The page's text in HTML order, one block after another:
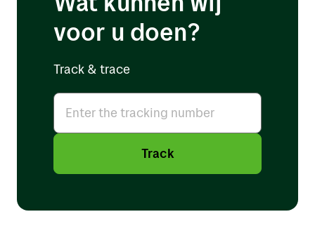
Projecten
Expeditie
Denemarken
Gibraltar
Ierland
Duitsland
Contactinformatie
Over Bring
Vacatures
Track & trace
voor u doen?
Track & trace
Track